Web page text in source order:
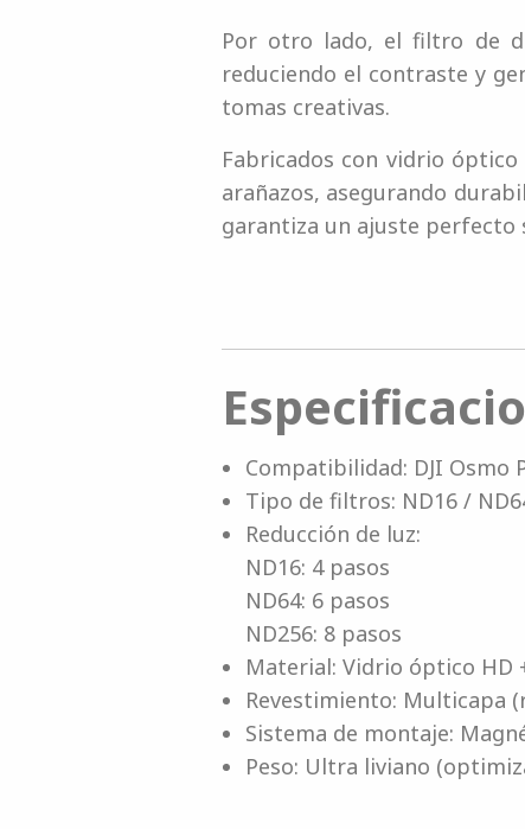
Por otro lado, el filtro de
reduciendo el contraste y
tomas creativas.
Fabricados con vidrio
arañazos, asegurando
garantiza un ajuste
Compatibilidad: DJI Osmo
Tipo de filtros: ND16 /
Reducción de luz:
ND16: 4 pasos
ND64: 6 pasos
ND256: 8 pasos
Material: Vidrio óptico HD
Revestimiento: Multicapa
Sistema de montaje:
Peso: Ultra liviano